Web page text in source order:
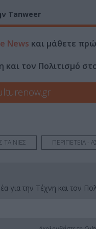
Tanweer
News και μάθετε
και τον Πολιτισμό
ΤΑΙΝΙΕΣ ΠΕΡΙΠΕΤΕΙΑ -
για την Τέχνη και τον